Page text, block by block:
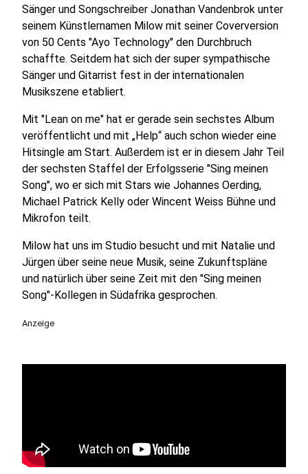
Sänger und Songschreiber Jonathan Vandenbrok unter
seinem Künstlernamen Milow mit seiner Coverversion
von 50 Cents "Ayo Technology" den Durchbruch
schaffte. Seitdem hat sich der super sympathische
Sänger und Gitarrist fest in der internationalen
Musikszene etabliert.
Mit "Lean on me" hat er gerade sein sechstes Album
veröffentlicht und mit „Help“ auch schon wieder eine
Hitsingle am Start. Außerdem ist er in diesem Jahr Teil
der sechsten Staffel der Erfolgsserie "Sing meinen
Song", wo er sich mit Stars wie Johannes Oerding,
Michael Patrick Kelly oder Wincent Weiss Bühne und
Mikrofon teilt.
Milow hat uns im Studio besucht und mit Natalie und
Jürgen über seine neue Musik, seine Zukunftspläne
und natürlich über seine Zeit mit den "Sing meinen
Song"-Kollegen in Südafrika gesprochen.
Anzeige